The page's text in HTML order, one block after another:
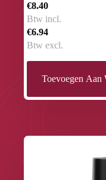
€8.40
Btw incl.
€6.94
Btw excl.
Toevoegen Aan